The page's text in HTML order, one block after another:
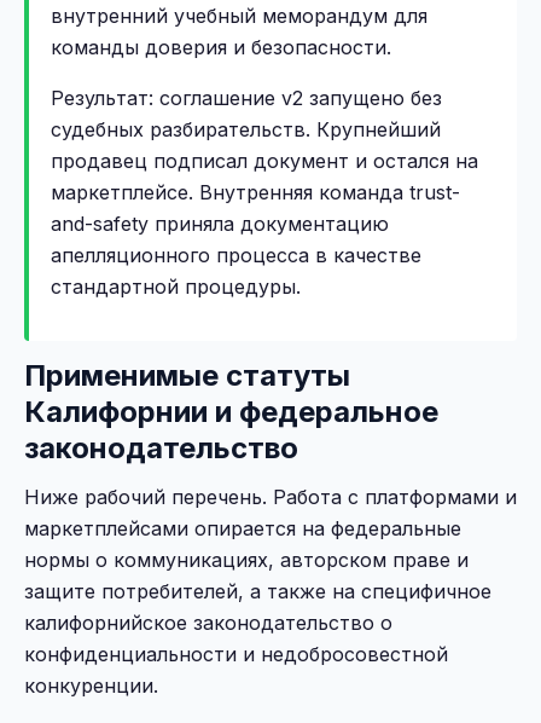
внутренний учебный меморандум для
команды доверия и безопасности.
Результат: соглашение v2 запущено без
судебных разбирательств. Крупнейший
продавец подписал документ и остался на
маркетплейсе. Внутренняя команда trust-
and-safety приняла документацию
апелляционного процесса в качестве
стандартной процедуры.
Применимые статуты
Калифорнии и федеральное
законодательство
Ниже рабочий перечень. Работа с платформами и
маркетплейсами опирается на федеральные
нормы о коммуникациях, авторском праве и
защите потребителей, а также на специфичное
калифорнийское законодательство о
конфиденциальности и недобросовестной
конкуренции.